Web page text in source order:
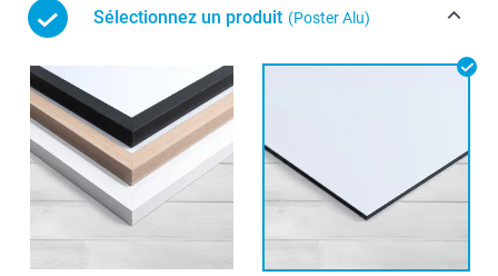
Sélectionnez un produit (Poster Alu)